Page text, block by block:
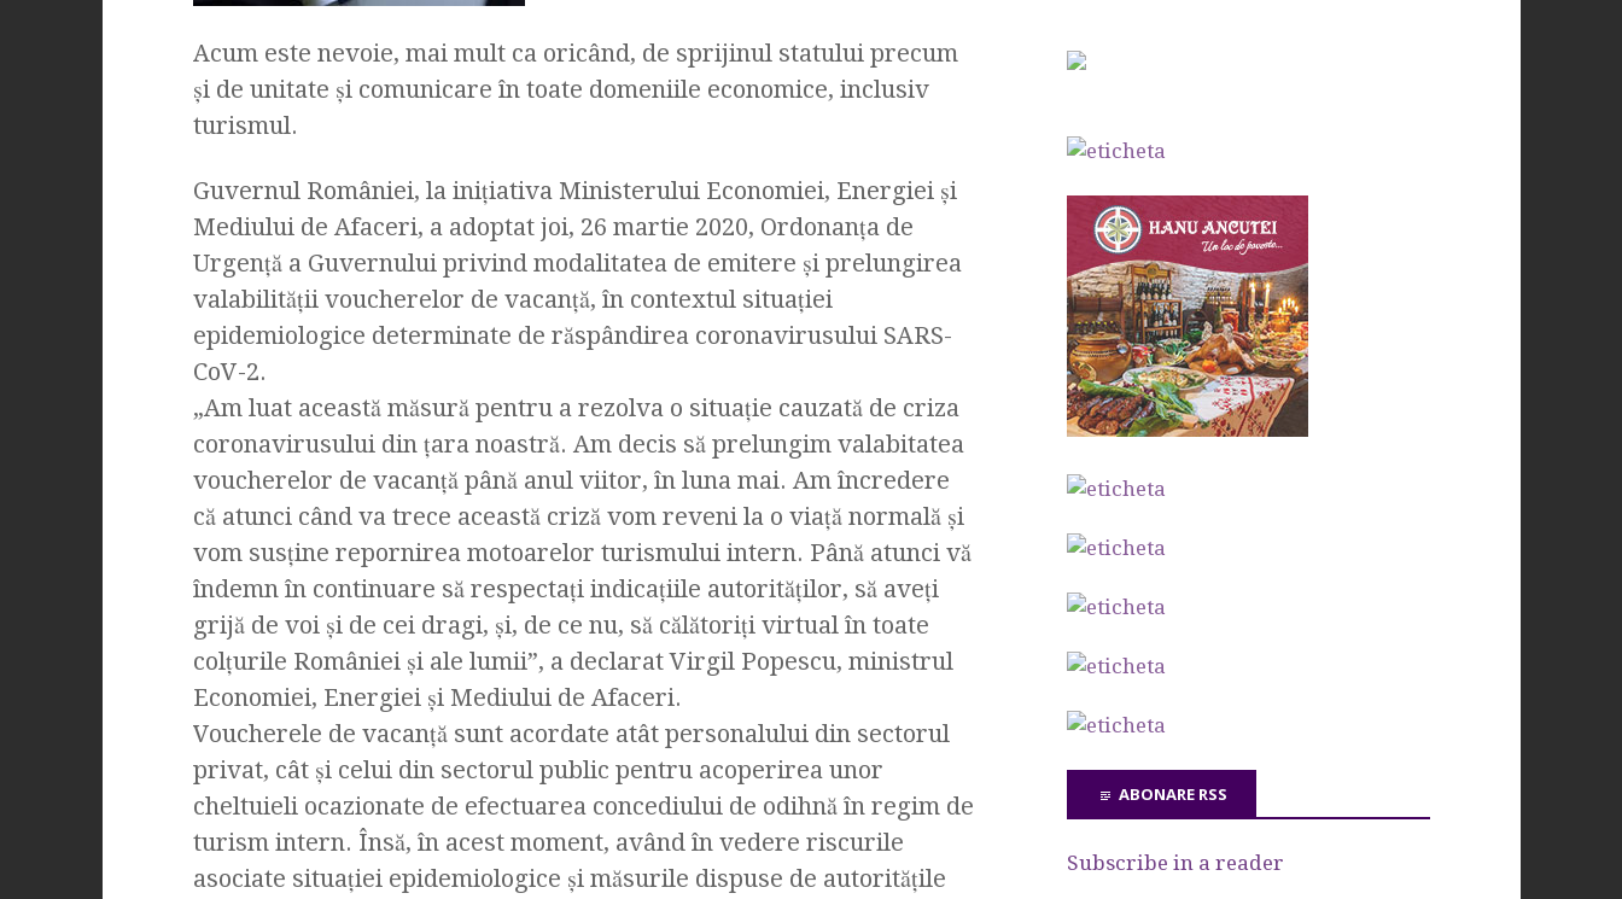
Acum este nevoie, mai mult ca oricând, de sprijinul statului precum
și de unitate și comunicare în toate domeniile economice, inclusiv
turismul.
Guvernul României, la inițiativa Ministerului Economiei, Energiei și
Mediului de Afaceri, a adoptat joi, 26 martie 2020, Ordonanța de
Urgență a Guvernului privind modalitatea de emitere și prelungirea
valabilității voucherelor de vacanță, în contextul situaţiei
epidemiologice determinate de răspândirea coronavirusului SARS-
CoV-2.
„Am luat această măsură pentru a rezolva o situație cauzată de criza
coronavirusului din țara noastră. Am decis să prelungim valabitatea
voucherelor de vacanță până anul viitor, în luna mai. Am încredere
că atunci când va trece această criză vom reveni la o viață normală și
vom susține repornirea motoarelor turismului intern. Până atunci vă
îndemn în continuare să respectați indicațiile autorităților, să aveți
grijă de voi și de cei dragi, și, de ce nu, să călătoriți virtual în toate
colțurile României și ale lumii”, a declarat Virgil Popescu, ministrul
Economiei, Energiei și Mediului de Afaceri.
Voucherele de vacanță sunt acordate atât personalului din sectorul
privat, cât și celui din sectorul public pentru acoperirea unor
cheltuieli ocazionate de efectuarea concediului de odihnă în regim de
turism intern. Însă, în acest moment, având în vedere riscurile
asociate situației epidemiologice și măsurile dispuse de autoritățile
ABONARE RSS
Subscribe in a reader